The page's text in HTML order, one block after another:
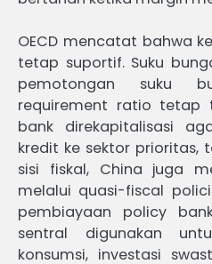
OECD mencatat bahwa
tetap suportif. Suku
pemotongan suku
requirement ratio tetap
bank direkapitalisasi
kredit ke sektor prioritas,
sisi fiskal, China juga
melalui quasi-fiscal
pembiayaan policy
sentral digunakan
konsumsi, investasi